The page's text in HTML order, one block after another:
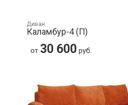
Диван
Каламбур-4 (П)
от 30 600 руб.